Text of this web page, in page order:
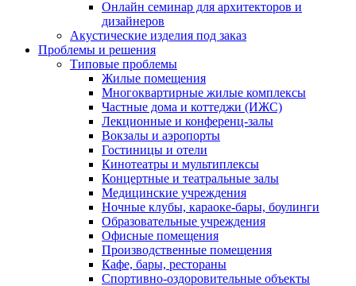
Онлайн семинар для архитекторов и
дизайнеров
Акустические изделия под заказ
Проблемы и решения
Типовые проблемы
Жилые помещения
Многоквартирные жилые комплексы
Частные дома и коттеджи (ИЖС)
Лекционные и конференц-залы
Вокзалы и аэропорты
Гостиницы и отели
Кинотеатры и мультиплексы
Концертные и театральные залы
Медицинские учреждения
Ночные клубы, караоке-бары, боулинги
Образовательные учреждения
Офисные помещения
Производственные помещения
Кафе, бары, рестораны
Спортивно-оздоровительные объекты